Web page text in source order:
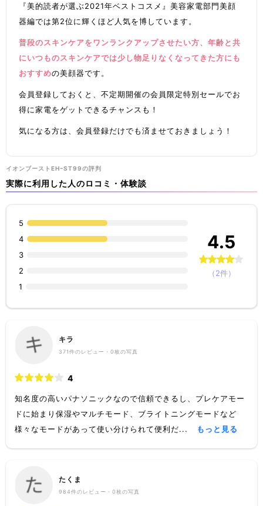
『美的読者が選ぶ2021年ベストコスメ』美容家電部門美顔
器編では第2位に輝くほど人気を博しています。
普段のスキンケアをワンランクアップさせたい方、年齢と共
にいつものスキンケアでは少し物足りなくなってきた方にも
おすすめの美顔器です。
会員登録しておくと、不定期開催の会員限定特別セールでお
得に家電をゲットできるチャンスも！
気になる方は、会員登録だけでも済ませておきましょう！
イオンブーストEHｰST99の評判
実際に利用した人のロコミ・体験談
5
4
3
2
1
4.5
（2件）
キラ
371件のレビュー・ 0枚の写真
4
知名度の高いパナソニックなので信頼できるし、プレケアモー
ドに始まり保湿やマルチモード、ブライトニングモードなど
様々なモードがあって使い分けられて便利だ...
もっと見る
たくま
984件のレビュー・ 0枚の写真